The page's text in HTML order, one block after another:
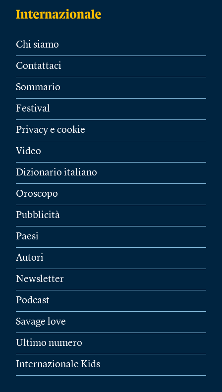
Chi siamo
Contattaci
Sommario
Festival
Privacy e cookie
Video
Dizionario italiano
Oroscopo
Pubblicità
Paesi
Autori
Newsletter
Podcast
Savage love
Ultimo numero
Internazionale Kids